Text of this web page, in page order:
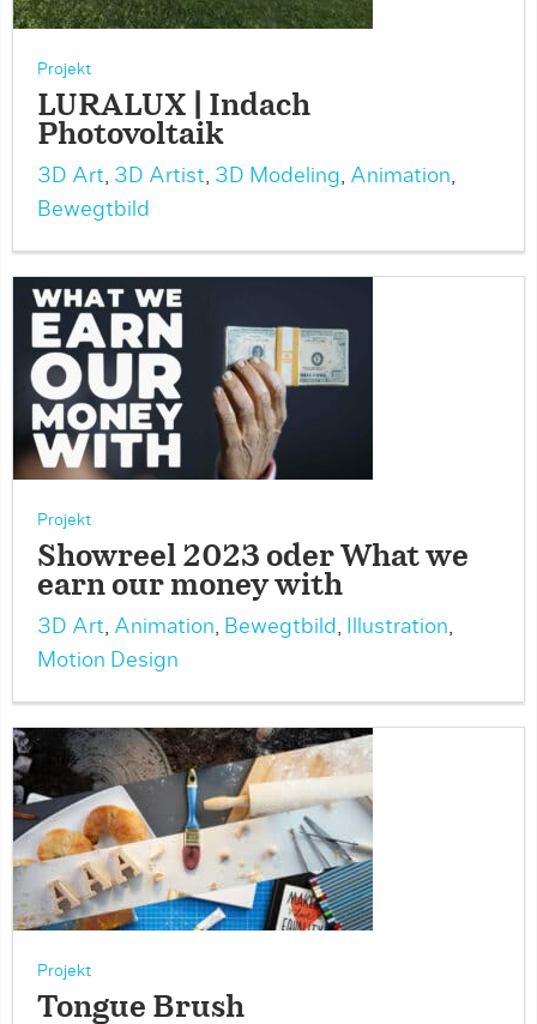
Projekt
LURALUX | Indach
Photovoltaik
3D Art, 3D Artist, 3D Modeling, Animation,
Bewegtbild
Projekt
Showreel 2023 oder What we
earn our money with
3D Art, Animation, Bewegtbild, Illustration,
Motion Design
Projekt
Tongue Brush